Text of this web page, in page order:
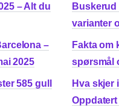
– Alt du
Buskerud
varianter
–
2025
Fakta om
spørsmål
585 gull
Hva skjer